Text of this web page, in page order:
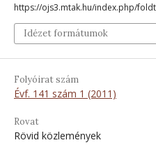
https://ojs3.mtak.hu/index.php/
Idézet formátumok
Folyóirat szám
Évf. 141 szám 1 (2011)
Rovat
Rövid közlemények